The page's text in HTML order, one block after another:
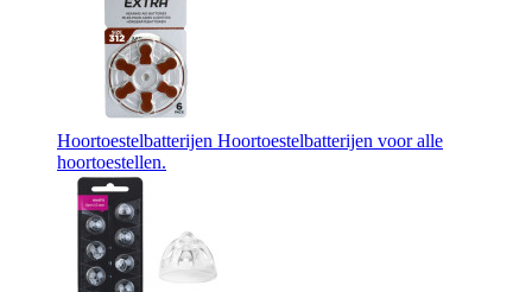
Hoortoestelbatterijen Hoortoestelbatterijen voor alle
hoortoestellen.